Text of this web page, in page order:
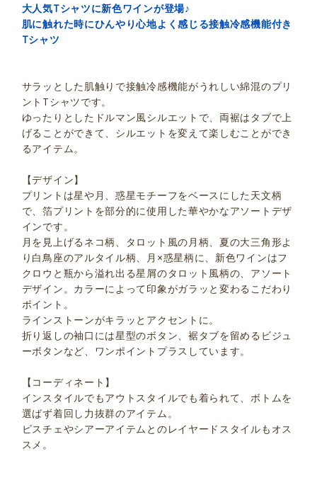
大人気Tシャツに新色ワインが登場♪
肌に触れた時にひんやり心地よく感じる接触冷感機能付き
Tシャツ
サラッとした肌触りで接触冷感機能がうれしい綿混のプリ
ントTシャツです。
ゆったりとしたドルマン風シルエットで、両裾はタブで上
げることができて、シルエットを変えて楽しむことができ
るアイテム。
【デザイン】
プリントは星や月、惑星モチーフをベースにした天文柄
で、箔プリントを部分的に使用した華やかなアソートデザ
インです。
月を見上げるネコ柄、タロット風の月柄、夏の大三角形よ
り白鳥座のアルタイル柄、月×惑星柄に、新色ワインはフ
クロウと瓶から溢れ出る星屑のタロット風柄の、アソート
デザイン。カラーによって印象がガラッと変わるこだわり
ポイント。
ラインストーンがキラッとアクセントに。
折り返しの袖口には星型のボタン、裾タブを留めるビジュ
ーボタンなど、ワンポイントプラスしています。
【コーディネート】
インスタイルでもアウトスタイルでも着られて、ボトムを
選ばず着回し力抜群のアイテム。
ビスチェやシアーアイテムとのレイヤードスタイルもオス
スメ。